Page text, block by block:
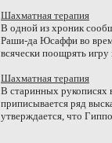
Шахматная терапия
В одной из хроник
Раши-да Юсаффи во
всячески поощрять
Шахматная терапия
В старинных рукописях
приписывается ряд
утверждается, что